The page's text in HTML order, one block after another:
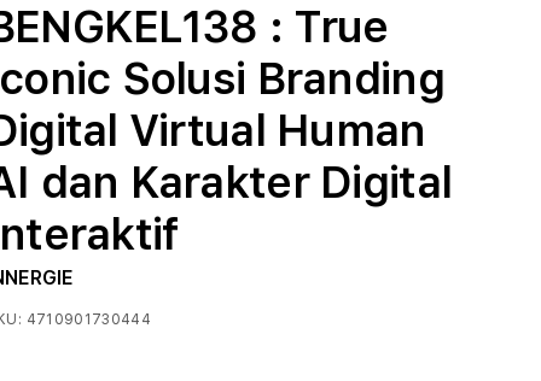
a
: True
Solusi Branding
Virtual Human
dan Karakter Digital
4710901730444